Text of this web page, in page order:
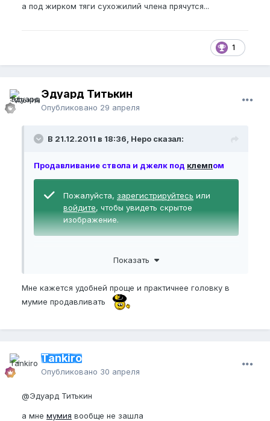
а под жирком тяги сухожилий члена прячутся...
1
Эдуард Титькин
Опубликовано 29 апреля
В 21.12.2011 в 18:36, Неро сказал:
Продавливание ствола и джелк под клемпом
Пожалуйста, зарегистрируйтесь или
войдите, чтобы увидеть скрытое
изображение.
Показать
Мне кажется удобней проще и практичнее головку в
мумие продавливать
Tankiro
Опубликовано 30 апреля
@Эдуард Титькин
а мне мумия вообще не зашла